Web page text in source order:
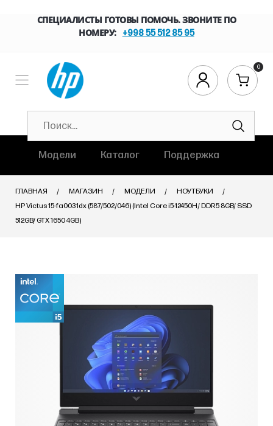
СПЕЦИАЛИСТЫ ГОТОВЫ ПОМОЧЬ. ЗВОНИТЕ ПО
НОМЕРУ:
+998 55 512 85 95
0
Модели Каталог Поддержка
ГЛАВНАЯ МАГАЗИН МОДЕЛИ
НОУТБУКИ
HP Victus 15-fa0031dx (587/502/046) (Intel Core i5-12450H/ DDR5 8GB/ SSD
512GB/ GTX 1650 4GB)